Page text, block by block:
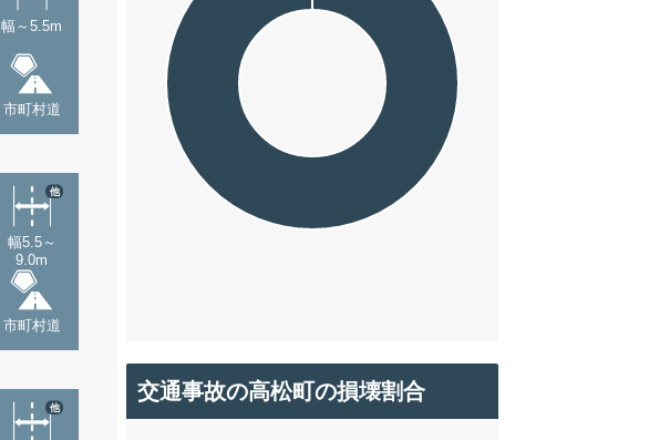
幅～5.5m
市町村道
幅5.5～
9.0m
他
市町村道
他
交通事故の高松町の損壊割合